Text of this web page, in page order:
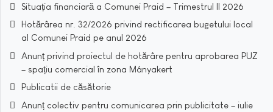
Situația financiară a Comunei Praid – Trimestrul II 2026
Hotărârea nr. 32/2026 privind rectificarea bugetului local
al Comunei Praid pe anul 2026
Anunț privind proiectul de hotărâre pentru aprobarea PUZ
– spațiu comercial în zona Mányakert
Publicatii de căsătorie
Anunț colectiv pentru comunicarea prin publicitate – iulie